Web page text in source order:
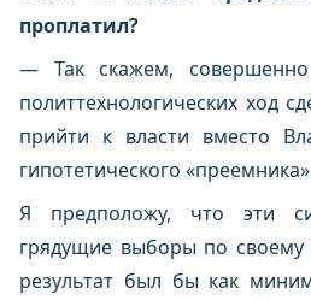
проплатил?
— Так скажем,
политтехнологических ход
прийти к власти вместо
гипотетического
Я предположу, что эти
грядущие выборы по
результат был бы как